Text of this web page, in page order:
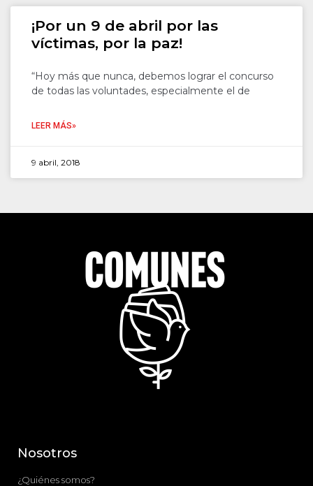
¡Por un 9 de abril por las
víctimas, por la paz!
“Hoy más que nunca, debemos lograr el concurso
de todas las voluntades, especialmente el de
LEER MÁS»
9 abril, 2018
Nosotros
¿Quiénes somos?